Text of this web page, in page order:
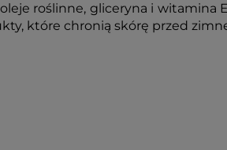
roślinne, gliceryna i witamina
które chronią skórę przed